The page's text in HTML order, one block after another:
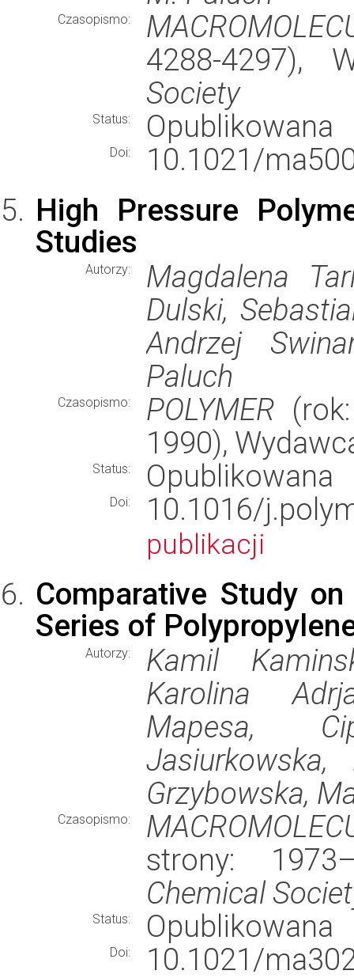
Czasopismo:
4288-4297),
Society
Status: Opublikowana
Doi:
10.1021/
High Pressure
Studies
Autorzy:
Magdalena
Dulski,
Andrzej
Paluch
Czasopismo: POLYMER
1990),
Status: Opublikowana
Doi: 10.1016/
publikacji
Comparative Study
Series of
Autorzy:
Kamil
Karolina
Mapesa,
Jasiurkowska,
Grzybowska,
Czasopismo:
strony:
Chemical
Status: Opublikowana
Doi:
10.1021/